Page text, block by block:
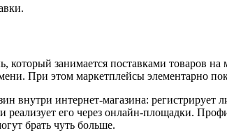
занимается поставками товаров
При этом маркетплейсы элементарно
внутри интернет-магазина:
реализует его через онлайн-площадки.
брать чуть больше.